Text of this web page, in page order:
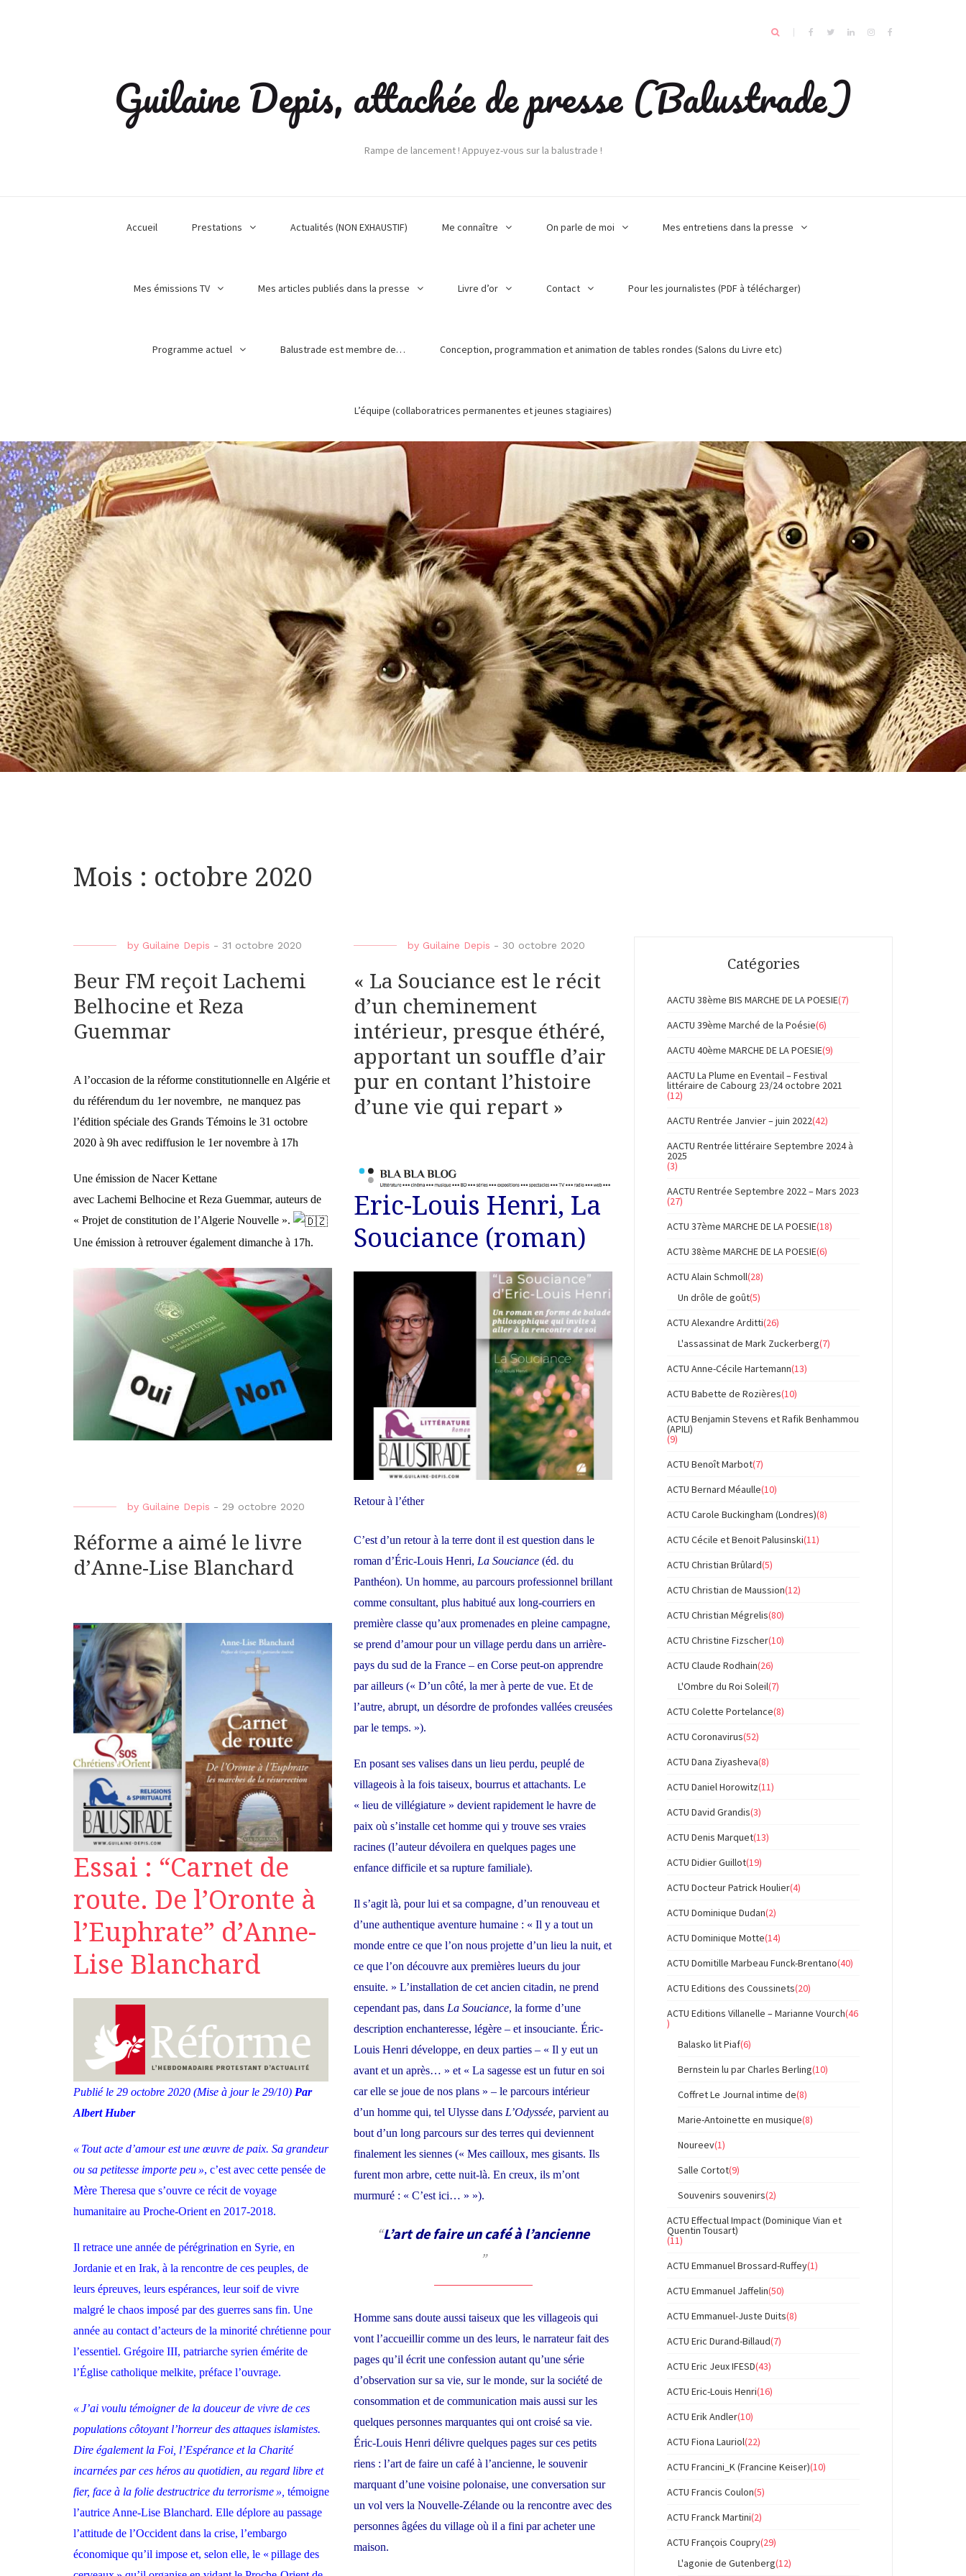
Guilaine Depis, attachée de presse (Balustrade)
Rampe de lancement ! Appuyez-vous sur la balustrade !
Accueil Prestations Actualités (NON EXHAUSTIF) Me connaître On parle de moi Mes entretiens dans la presse
Mes émissions TV Mes articles publiés dans la presse Livre d’or Contact Pour les journalistes (PDF à télécharger)
Programme actuel Balustrade est membre de… Conception, programmation et animation de tables rondes (Salons du Livre etc)
L’équipe (collaboratrices permanentes et jeunes stagiaires)
Mois : octobre 2020
by Guilaine Depis - 31 octobre 2020
Beur FM reçoit Lachemi
Belhocine et Reza
Guemmar
A l’occasion de la réforme constitutionnelle en Algérie et
du référendum du 1er novembre, ne manquez pas
l’édition spéciale des Grands Témoins le 31 octobre
2020 à 9h avec rediffusion le 1er novembre à 17h
Une émission de Nacer Kettane
avec Lachemi Belhocine et Reza Guemmar, auteurs de
« Projet de constitution de l’Algerie Nouvelle ».
Une émission à retrouver également dimanche à 17h.
by Guilaine Depis - 30 octobre 2020
« La Souciance est le récit
d’un cheminement
intérieur, presque éthéré,
apportant un souffle d’air
pur en contant l’histoire
d’une vie qui repart »
Eric-Louis Henri, La
Souciance (roman)
Retour à l’éther
C’est d’un retour à la terre dont il est question dans le
roman d’Éric-Louis Henri, La Souciance (éd. du
Panthéon). Un homme, au parcours professionnel brillant
comme consultant, plus habitué aux long-courriers en
première classe qu’aux promenades en pleine campagne,
se prend d’amour pour un village perdu dans un arrière-
pays du sud de la France – en Corse peut-on apprendre
par ailleurs (« D’un côté, la mer à perte de vue. Et de
l’autre, abrupt, un désordre de profondes vallées creusées
par le temps. »).
En posant ses valises dans un lieu perdu, peuplé de
villageois à la fois taiseux, bourrus et attachants. Le
« lieu de villégiature » devient rapidement le havre de
paix où s’installe cet homme qui y trouve ses vraies
racines (l’auteur dévoilera en quelques pages une
enfance difficile et sa rupture familiale).
Il s’agit là, pour lui et sa compagne, d’un renouveau et
d’une authentique aventure humaine : « Il y a tout un
monde entre ce que l’on nous projette d’un lieu la nuit, et
ce que l’on découvre aux premières lueurs du jour
ensuite. » L’installation de cet ancien citadin, ne prend
cependant pas, dans La Souciance, la forme d’une
description enchanteresse, légère – et insouciante. Éric-
Louis Henri développe, en deux parties – « Il y eut un
avant et un après… » et « La sagesse est un futur en soi
car elle se joue de nos plans » – le parcours intérieur
d’un homme qui, tel Ulysse dans L’Odyssée, parvient au
bout d’un long parcours sur des terres qui deviennent
finalement les siennes (« Mes cailloux, mes gisants. Ils
furent mon arbre, cette nuit-là. En creux, ils m’ont
murmuré : « C’est ici… » »).
L’art de faire un café à l’ancienne
Homme sans doute aussi taiseux que les villageois qui
vont l’accueillir comme un des leurs, le narrateur fait des
pages qu’il écrit une confession autant qu’une série
d’observation sur sa vie, sur le monde, sur la société de
consommation et de communication mais aussi sur les
quelques personnes marquantes qui ont croisé sa vie.
Éric-Louis Henri délivre quelques pages sur ces petits
riens : l’art de faire un café à l’ancienne, le souvenir
marquant d’une voisine polonaise, une conversation sur
un vol vers la Nouvelle-Zélande ou la rencontre avec des
personnes âgées du village où il a fini par acheter une
maison.
by Guilaine Depis - 29 octobre 2020
Réforme a aimé le livre
d’Anne-Lise Blanchard
Essai : “Carnet de
route. De l’Oronte à
l’Euphrate” d’Anne-
Lise Blanchard
Publié le 29 octobre 2020 (Mise à jour le 29/10) Par
Albert Huber
« Tout acte d’amour est une œuvre de paix. Sa grandeur
ou sa petitesse importe peu », c’est avec cette pensée de
Mère Theresa que s’ouvre ce récit de voyage
humanitaire au Proche-Orient en 2017-2018.
Il retrace une année de pérégrination en Syrie, en
Jordanie et en Irak, à la rencontre de ces peuples, de
leurs épreuves, leurs espérances, leur soif de vivre
malgré le chaos imposé par des guerres sans fin. Une
année au contact d’acteurs de la minorité chrétienne pour
l’essentiel. Grégoire III, patriarche syrien émérite de
l’Église catholique melkite, préface l’ouvrage.
« J’ai voulu témoigner de la douceur de vivre de ces
populations côtoyant l’horreur des attaques islamistes.
Dire également la Foi, l’Espérance et la Charité
incarnées par ces héros au quotidien, au regard libre et
fier, face à la folie destructrice du terrorisme », témoigne
l’autrice Anne-Lise Blanchard. Elle déplore au passage
l’attitude de l’Occident dans la crise, l’embargo
économique qu’il impose et, selon elle, le « ­pillage des
Catégories
AACTU 38ème BIS MARCHE DE LA POESIE(7)
AACTU 39ème Marché de la Poésie(6)
AACTU 40ème MARCHE DE LA POESIE(9)
AACTU La Plume en Eventail – Festival
littéraire de Cabourg 23/24 octobre 2021
(12)
AACTU Rentrée Janvier – juin 2022(42)
AACTU Rentrée littéraire Septembre 2024 à
2025
(3)
AACTU Rentrée Septembre 2022 – Mars 2023
(27)
ACTU 37ème MARCHE DE LA POESIE(18)
ACTU 38ème MARCHE DE LA POESIE(6)
ACTU Alain Schmoll(28)
Un drôle de goût(5)
ACTU Alexandre Arditti(26)
L'assassinat de Mark Zuckerberg(7)
ACTU Anne-Cécile Hartemann(13)
ACTU Babette de Rozières(10)
ACTU Benjamin Stevens et Rafik Benhammou
(APILI)
(9)
ACTU Benoît Marbot(7)
ACTU Bernard Méaulle(10)
ACTU Carole Buckingham (Londres)(8)
ACTU Cécile et Benoit Palusinski(11)
ACTU Christian Brûlard(5)
ACTU Christian de Maussion(12)
ACTU Christian Mégrelis(80)
ACTU Christine Fizscher(10)
ACTU Claude Rodhain(26)
L'Ombre du Roi Soleil(7)
ACTU Colette Portelance(8)
ACTU Coronavirus(52)
ACTU Dana Ziyasheva(8)
ACTU Daniel Horowitz(11)
ACTU David Grandis(3)
ACTU Denis Marquet(13)
ACTU Didier Guillot(19)
ACTU Docteur Patrick Houlier(4)
ACTU Dominique Dudan(2)
ACTU Dominique Motte(14)
ACTU Domitille Marbeau Funck-Brentano(40)
ACTU Editions des Coussinets(20)
ACTU Editions Villanelle – Marianne Vourch(46
)
Balasko lit Piaf(6)
Bernstein lu par Charles Berling(10)
Coffret Le Journal intime de(8)
Marie-Antoinette en musique(8)
Noureev(1)
Salle Cortot(9)
Souvenirs souvenirs(2)
ACTU Effectual Impact (Dominique Vian et
Quentin Tousart)
(11)
ACTU Emmanuel Brossard-Ruffey(1)
ACTU Emmanuel Jaffelin(50)
ACTU Emmanuel-Juste Duits(8)
ACTU Eric Durand-Billaud(7)
ACTU Eric Jeux IFESD(43)
ACTU Eric-Louis Henri(16)
ACTU Erik Andler(10)
ACTU Fiona Lauriol(22)
ACTU Francini_K (Francine Keiser)(10)
ACTU Francis Coulon(5)
ACTU Franck Martini(2)
ACTU François Coupry(29)
L'agonie de Gutenberg(12)